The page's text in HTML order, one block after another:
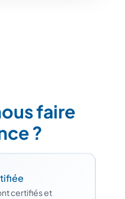
faire
?
certifiés et